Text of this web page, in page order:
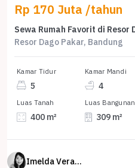
Rp 170 Juta /tahun
Resor Dago Pakar, Bandung
Kamar Tidur
5
Kamar Mandi
4
Luas Tanah
400 m²
Luas Bangunan
309 m²
Imelda Veranika